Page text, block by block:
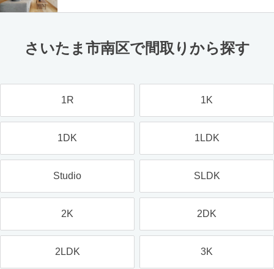
さいたま市南区で間取りから探す
1R 1K
1DK 1LDK
Studio SLDK
2K 2DK
2LDK 3K